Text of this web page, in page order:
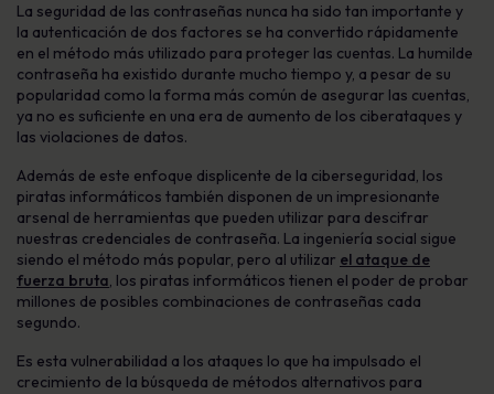
La seguridad de las contraseñas nunca ha sido tan importante y
la autenticación de dos factores se ha convertido rápidamente
en el método más utilizado para proteger las cuentas. La humilde
contraseña ha existido durante mucho tiempo y, a pesar de su
popularidad como la forma más común de asegurar las cuentas,
ya no es suficiente en una era de aumento de los ciberataques y
las violaciones de datos.
Además de este enfoque displicente de la ciberseguridad, los
piratas informáticos también disponen de un impresionante
arsenal de herramientas que pueden utilizar para descifrar
nuestras credenciales de contraseña. La ingeniería social sigue
siendo el método más popular, pero al utilizar el ataque de
fuerza bruta, los piratas informáticos tienen el poder de probar
millones de posibles combinaciones de contraseñas cada
segundo.
Es esta vulnerabilidad a los ataques lo que ha impulsado el
crecimiento de la búsqueda de métodos alternativos para